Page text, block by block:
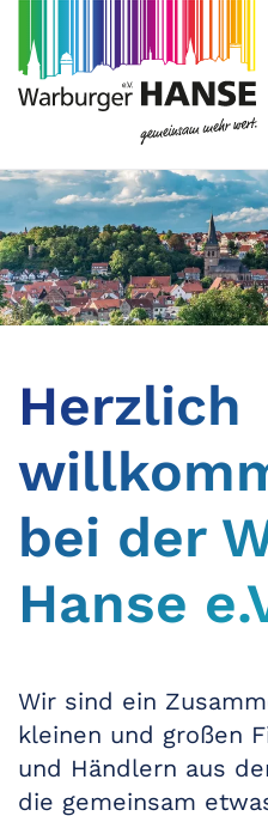
Herzlich
bei der
Hanse
Wir sind ein
kleinen und großen
und Händlern aus
die gemeinsam